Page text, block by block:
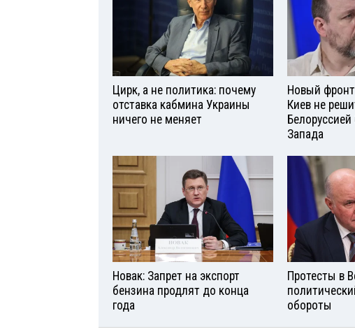
Цирк, а не политика: почему
отставка кабмина Украины
ничего не меняет
Новый
Киев не
Запада
Новак: Запрет на экспорт
бензина продлят до конца
года
Протесты в
обороты